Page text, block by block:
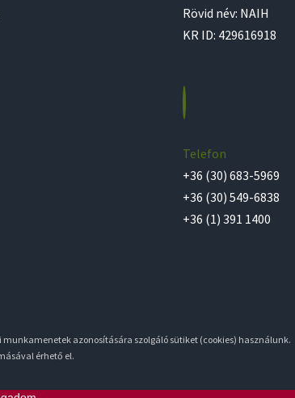
Rövid név: NAIH
KR ID: 429616918
Telefon
+36 (30) 683-5969
+36 (30) 549-6838
+36 (1) 391 1400
azonosítására szolgáló sütiket (cookies) használunk.
érhető el.